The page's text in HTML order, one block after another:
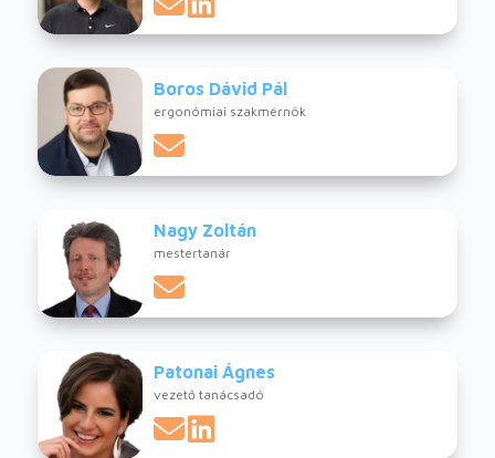
Boros Dávid Pál
ergonómiai szakmérnök
Nagy Zoltán
mestertanár
Patonai Ágnes
vezető tanácsadó